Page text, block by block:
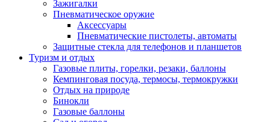
Зажигалки
Пневматическое оружие
Аксессуары
Пневматические пистолеты, автоматы
Защитные стекла для телефонов и планшетов
Туризм и отдых
Газовые плиты, горелки, резаки, баллоны
Кемпинговая посуда, термосы, термокружки
Отдых на природе
Бинокли
Газовые баллоны